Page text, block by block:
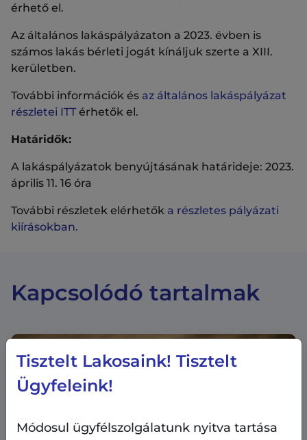
érhető el.
Az általános lakáspályázaton a 2023. évben is
számos lakás bérleti jogát kínáljuk szerte a XIII.
kerületben.
További információk és az általános lakáspályázat
részletei ITTérhetők el.
Határidők:
A lakáspályázatok benyújtásának határideje: 2023.
április 11. 16 óra
További részletek elérhetők a részletes pályázati
kiírásokban.
Kapcsolódó tartalmak
Tisztelt Lakosaink! Tisztelt
Ügyfeleink!
Módosul ügyfélszolgálatunk nyitva tartása